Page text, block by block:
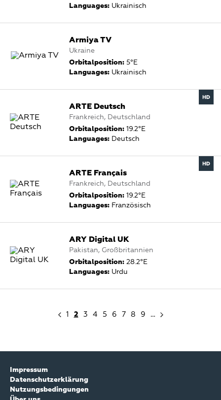
Languages: Ukrainisch
Armiya TV
Ukraine
Orbitalposition: 5°E
Languages: Ukrainisch
ARTE Deutsch
Frankreich, Deutschland
Orbitalposition: 19.2°E
Languages: Deutsch
ARTE Français
Frankreich, Deutschland
Orbitalposition: 19.2°E
Languages: Französisch
ARY Digital UK
Pakistan, Großbritannien
Orbitalposition: 28.2°E
Languages: Urdu
1 2 3 4 5 6 7 8 9 …
Impressum
Datenschutzerklärung
Nutzungsbedingungen